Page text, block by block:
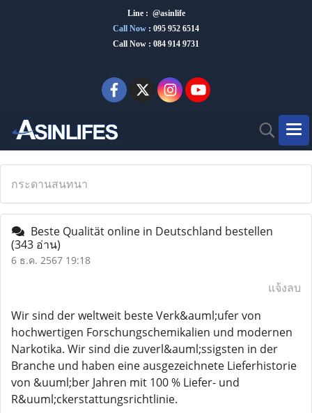
Line : @asinlife
Call Now : 095 952 6514
Call Now : 084 914 9731
กระดานสนทนา
Beste Qualität online in Deutschland bestellen
(343 อ่าน)
6 ธ.ค. 2567 19:18
แจ้งลบ
Wir sind der weltweit beste Verk&auml;ufer von
hochwertigen Forschungschemikalien und modernen
Narkotika. Wir sind die zuverl&auml;ssigsten in der
Branche und haben eine ausgezeichnete Lieferhistorie
von &uuml;ber Jahren mit 100 % Liefer- und
R&uuml;ckerstattungsrichtlinie.